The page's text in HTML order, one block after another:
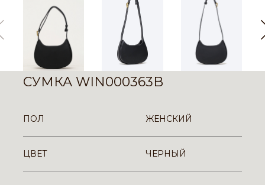
СУМКА WIN000363B
ПОЛ ЖЕНСКИЙ
ЦВЕТ ЧЕРНЫЙ